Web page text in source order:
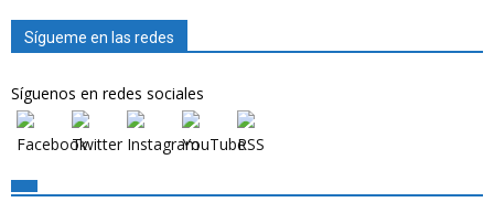
Sígueme en las redes
Síguenos en redes sociales